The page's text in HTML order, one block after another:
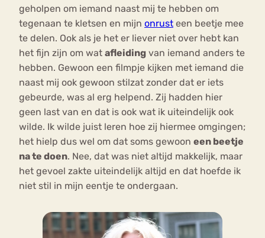
geholpen om iemand naast mij te hebben om
tegenaan te kletsen en mijn onrust een beetje mee
te delen. Ook als je het er liever niet over hebt kan
het fijn zijn om wat afleiding van iemand anders te
hebben. Gewoon een filmpje kijken met iemand die
naast mij ook gewoon stilzat zonder dat er iets
gebeurde, was al erg helpend. Zij hadden hier
geen last van en dat is ook wat ik uiteindelijk ook
wilde. Ik wilde juist leren hoe zij hiermee omgingen;
het hielp dus wel om dat soms gewoon een beetje
na te doen. Nee, dat was niet altijd makkelijk, maar
het gevoel zakte uiteindelijk altijd en dat hoefde ik
niet stil in mijn eentje te ondergaan.